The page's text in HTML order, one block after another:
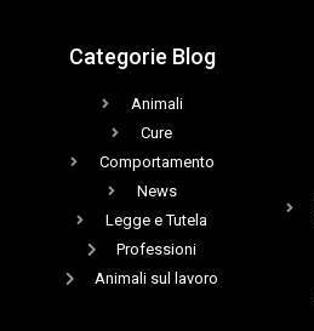
Categorie Blog
Animali
Cure
Comportamento
News
Legge e Tutela
Professioni
Animali sul lavoro